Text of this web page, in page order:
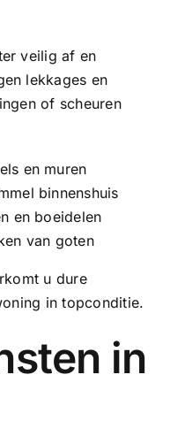
veilig af en
lekkages en
of scheuren
en muren
binnenshuis
en boeidelen
van goten
u dure
in topconditie.
in